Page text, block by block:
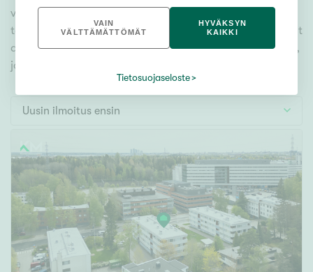
Omakoti-/erillistalo
Maa- tai metsätila
Vapaa-ajan asunto
Hinta
000 000 €
verkostomme auttaa sinua kenties elämäsi
tärkeimmässä päätöksessä. Katso alta kaikki myytävät
asunnot. Hyödynnä myös kätevää hakutyökaluamme,
jonka avulla löydät omien toiveidesi mukaisen kodin.
Uusin ilmoitus ensin
VAIN
VÄLTTÄMÄTTÖMÄT
HYVÄKSYN
KAIKKI
Tietosuojaseloste